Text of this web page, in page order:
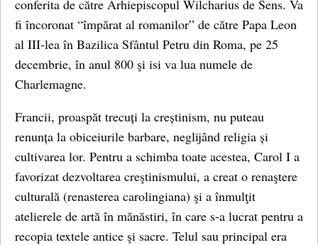
conferita de către Arhiepiscopul Wilcharius de Sens. Va
fi încoronat “împărat al romanilor” de către Papa Leon
al III-lea în Bazilica Sfântul Petru din Roma, pe 25
decembrie, în anul 800 şi isi va lua numele de
Charlemagne.
Francii, proaspăt trecuți la creștinism, nu puteau
renunța la obiceiurile barbare, neglijând religia și
cultivarea lor. Pentru a schimba toate acestea, Carol I a
favorizat dezvoltarea creştinismului, a creat o renaştere
culturală (renasterea carolingiana) şi a înmulţit
atelierele de artă în mănăstiri, în care s-a lucrat pentru a
recopia textele antice şi sacre. Telul sau principal era